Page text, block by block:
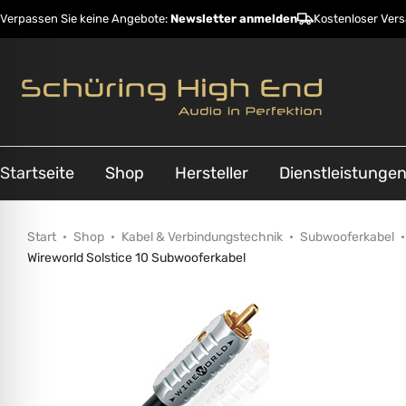
Verpassen Sie keine Angebote: Newsletter anmelden Kostenloser
Startseite Shop Hersteller Dienstleistungen
Start Shop Kabel & Verbindungstechnik
Subwooferkabel
Wireworld Solstice 10 Subwooferkabel